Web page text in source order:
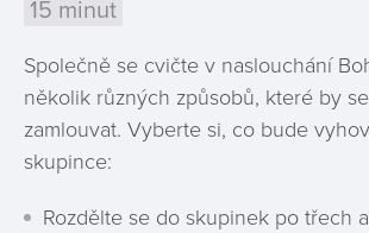
15 minut
Společně se cvičte v naslouchání
několik různých způsobů, které by
zamlouvat. Vyberte si, co bude
skupince:
Rozdělte se do skupinek po třech